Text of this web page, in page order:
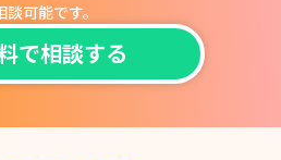
談可能です。
で相談する